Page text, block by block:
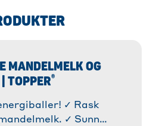
MANDELMELK OG
TOPPER®
✓ Rask
✓ Sunn